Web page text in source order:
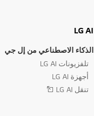
LG AI
الذكاء الاصطناعي من إل جي
تلفزيونات LG AI
أجهزة LG AI
تنقل LG AI